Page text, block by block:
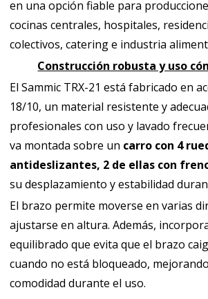
en una opción fiable para
cocinas centrales, hospitales,
colectivos, catering e industria
Construcción robusta y uso
El Sammic TRX-21 está fabricado en
18/10, un material resistente y
profesionales con uso y lavado
va montada sobre un carro con 4
antideslizantes, 2 de ellas con
su desplazamiento y estabilidad
El brazo permite moverse en varias
ajustarse en altura. Además,
equilibrado que evita que el brazo
cuando no está bloqueado,
comodidad durante el uso.